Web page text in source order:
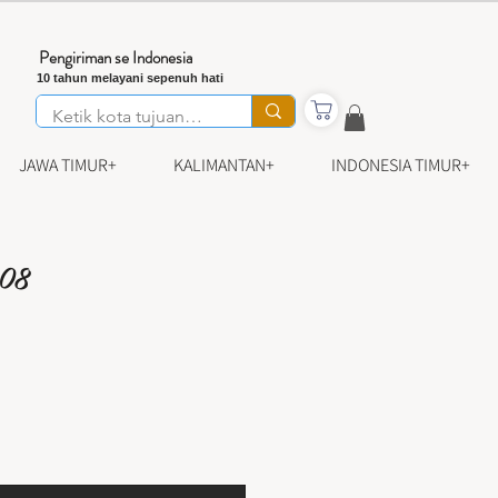
10 tahun melayani sepenuh hati
Pengiriman se Indonesia
JAWA TIMUR+ KALIMANTAN+ INDONESIA TIMUR+